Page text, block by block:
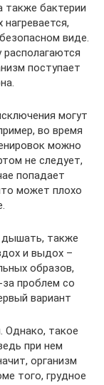
также бактерии
виде.
поступает
могут
во время
можно
не следует,
попадает
может плохо
дышать, также
и выдох –
образов,
проблем со
вариант
Однако, такое
при нем
организм
того, грудное